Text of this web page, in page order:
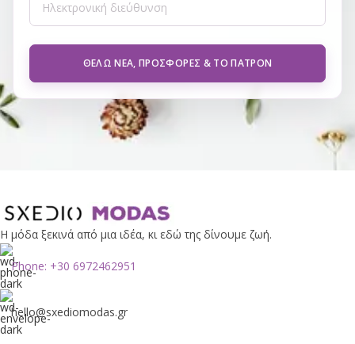
ΘΈΛΩ ΝΈΑ, ΠΡΟΣΦΟΡΈΣ & ΤΟ ΠΑΤΡΌΝ
Η μόδα ξεκινά από μια ιδέα, κι εδώ της δίνουμε ζωή.
Phone: +30 6972462951
hello@sxediomodas.gr